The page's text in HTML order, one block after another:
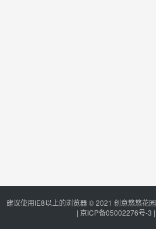
建议使用IE8以上的浏览器 © 2021 创意悠悠花园
| 京ICP备05002276号-3 |